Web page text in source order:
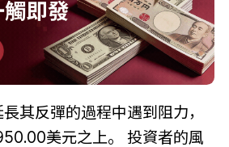
其反彈的過程中遇到阻力，
美元之上。 投資者的風